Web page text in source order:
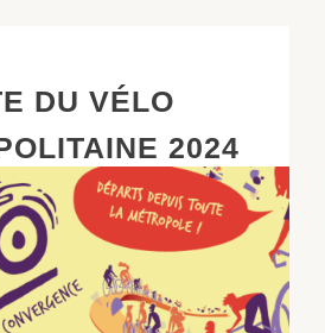
DU VÉLO
2024